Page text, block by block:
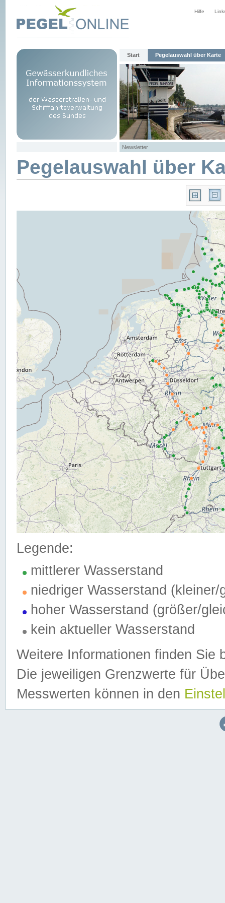
Hilfe
Start Pegelauswahl über Karte
Newsletter
Pegelauswahl über
Legende:
mittlerer Wasserstand
niedriger Wasserstand (kleiner/
hoher Wasserstand (größer/
kein aktueller Wasserstand
Weitere Informationen finden Sie
Die jeweiligen Grenzwerte für
Messwerten können in den